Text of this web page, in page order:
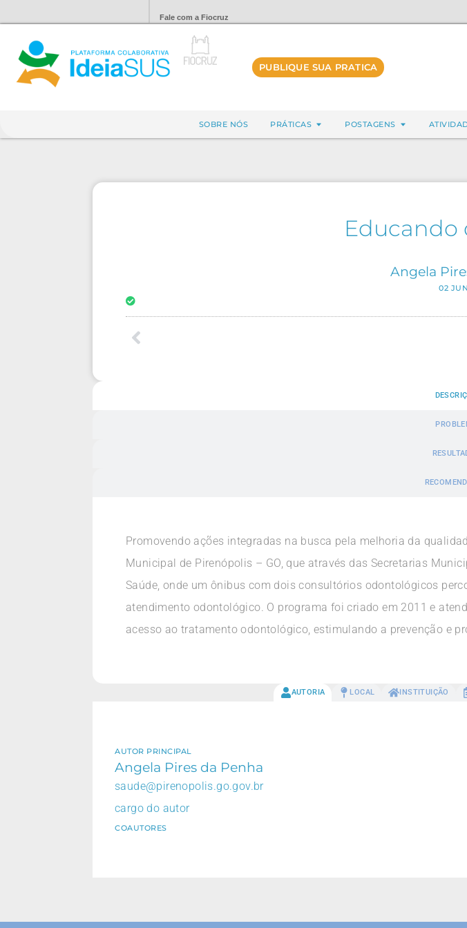
Fale com a Fiocruz
PUBLIQUE SUA PRATICA
SOBRE NÓS PRÁTICAS POSTAGENS
Educando
Angela
02
Promovendo ações integradas na busca pela melhoria da
Municipal de Pirenópolis – GO, que através das Secretarias
Saúde, onde um ônibus com dois consultórios odontológicos
atendimento odontológico. O programa foi criado em 2011 e
acesso ao tratamento odontológico, estimulando a prevenção e
AUTORIA LOCAL INSTITUIÇÃO
AUTOR PRINCIPAL
Angela Pires da Penha
saude@pirenopolis.go.gov.br
cargo do autor
COAUTORES